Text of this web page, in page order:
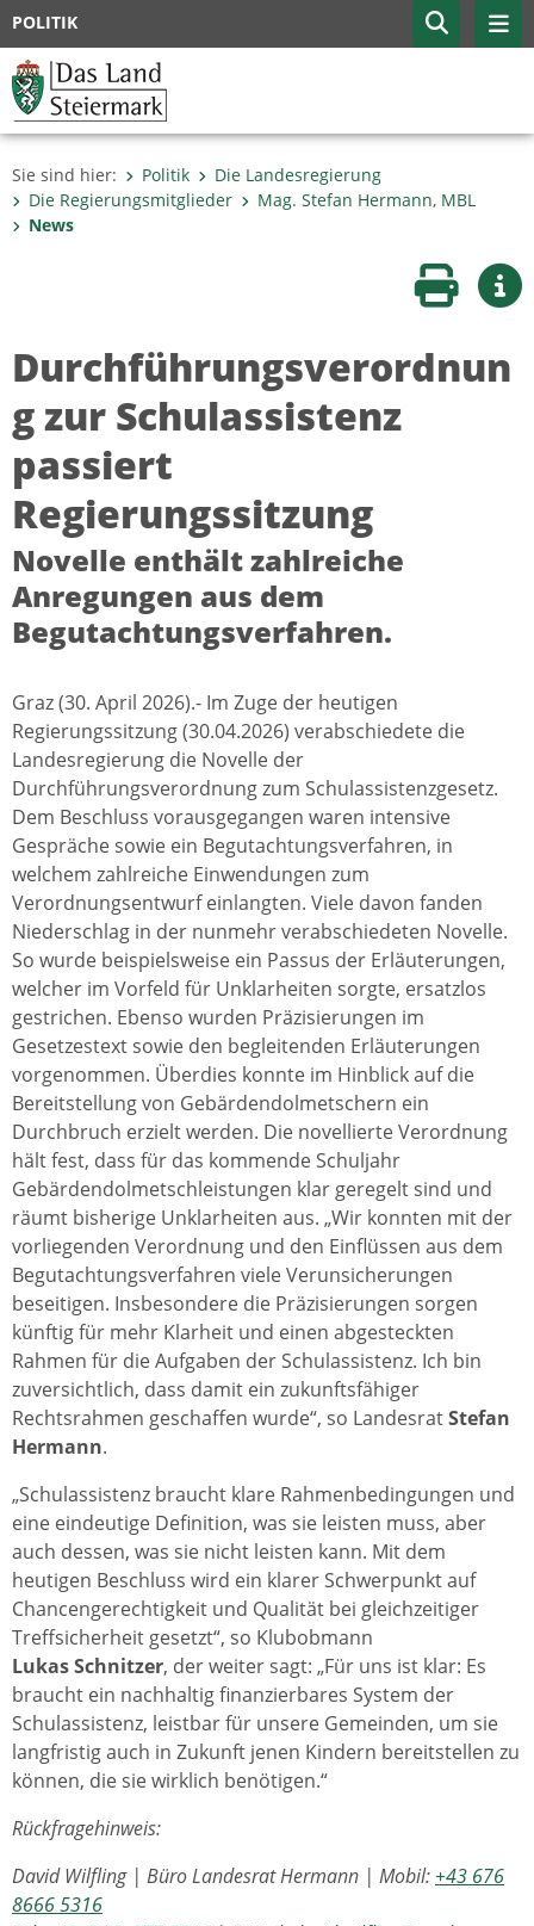
POLITIK
Sie sind hier: Politik
Die Landesregierung
Die Regierungsmitglieder
Mag. Stefan Hermann, MBL
News
Seite
Durchführungsverordnun
g zur Schulassistenz
passiert
Regierungssitzung
Novelle enthält zahlreiche
Anregungen aus dem
Begutachtungsverfahren.
Graz (30. April 2026).- Im Zuge der heutigen
Regierungssitzung (30.04.2026) verabschiedete die
Landesregierung die Novelle der
Durchführungsverordnung zum Schulassistenzgesetz.
Dem Beschluss vorausgegangen waren intensive
Gespräche sowie ein Begutachtungsverfahren, in
welchem zahlreiche Einwendungen zum
Verordnungsentwurf einlangten. Viele davon fanden
Niederschlag in der nunmehr verabschiedeten Novelle.
So wurde beispielsweise ein Passus der Erläuterungen,
welcher im Vorfeld für Unklarheiten sorgte, ersatzlos
gestrichen. Ebenso wurden Präzisierungen im
Gesetzestext sowie den begleitenden Erläuterungen
vorgenommen. Überdies konnte im Hinblick auf die
Bereitstellung von Gebärdendolmetschern ein
Durchbruch erzielt werden. Die novellierte Verordnung
hält fest, dass für das kommende Schuljahr
Gebärdendolmetschleistungen klar geregelt sind und
räumt bisherige Unklarheiten aus. „Wir konnten mit der
vorliegenden Verordnung und den Einflüssen aus dem
Begutachtungsverfahren viele Verunsicherungen
beseitigen. Insbesondere die Präzisierungen sorgen
künftig für mehr Klarheit und einen abgesteckten
Rahmen für die Aufgaben der Schulassistenz. Ich bin
zuversichtlich, dass damit ein zukunftsfähiger
Rechtsrahmen geschaffen wurde“, so LandesratStefan
Hermann.
„Schulassistenz braucht klare Rahmenbedingungen und
eine eindeutige Definition, was sie leisten muss, aber
auch dessen, was sie nicht leisten kann. Mit dem
heutigen Beschluss wird ein klarer Schwerpunkt auf
Chancengerechtigkeit und Qualität bei gleichzeitiger
Treffsicherheit gesetzt“, so Klubobmann
Lukas Schnitzer, der weiter sagt: „Für uns ist klar: Es
braucht ein nachhaltig finanzierbares System der
Schulassistenz, leistbar für unsere Gemeinden, um sie
langfristig auch in Zukunft jenen Kindern bereitstellen zu
können, die sie wirklich benötigen.“
Rückfragehinweis:
David Wilfling | Büro Landesrat Hermann | Mobil: +43 676
8666 5316